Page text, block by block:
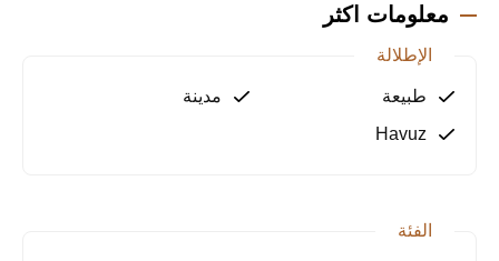
شقق فريدة للبيع
المساحة المثالية لعائلتك، مما يتيح لكل فرد العثور على
ركنه الخاص والمريح.
معلومات اكثر
الإطلالة
طبيعة
مدينة
Havuz
الفئة